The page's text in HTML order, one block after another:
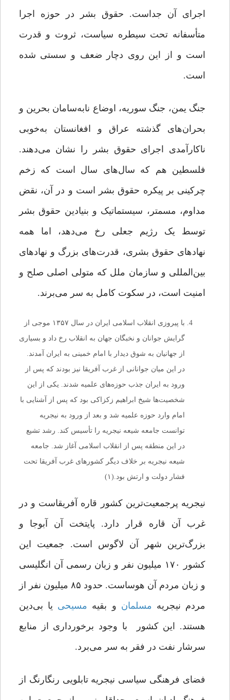
اجرای آن جداست. حقوق بشر در حوزه اجرا
متأسفانه تحت سیطره سیاست، ثروت و قدرت
است و از این روی دچار ضعف و سستی شده
است.
جنگ یمن، جنگ سوریه، اوضاع نابه‌سامان بحرین و
بحران‌های گذشته عراق و افغانستان به‌خوبی
ناکارآمدی اجرای حقوق بشر را نشان می‌دهند.
فلسطین هم که سال‌های سال است که زخم
چرکینی بر پیکره حقوق بشر است و در آن، نقض
مداوم، مسمتر، سیستماتیک و بنیادین حقوق بشر
توسط یک رژیم جعلی رخ می‌دهد، اما همه
نهادهای حقوق بشری، قدرت‌های بزرگ و نهاد‌های
بین‌المللی و سازمان ملل که متولی اصلی صلح و
امنیت است، در سکوت کامل به سر می‌برند.
با پیروزی انقلاب اسلامی ایران در سال ۱۳۵۷ موجی از
گرایش جوانان و نخبگان جهان به انقلاب رخ داد و بسیاری
از جهانیان به شوق دیدار با امام خمینی به ایران آمدند.
در این میان جوانانی از غرب آفریقا نیز بودند که پس از
ورود به ایران جذب حوزه‌های علمیه شدند. یکی از این
شخصیت‌ها شیخ ابراهیم زکزاکی بود که پس از آشنایی با
امام وارد حوزه علمیه شد و بعد از ورود به نیجریه
توانست جامعه شیعه نیجریه را تأسیس کند. رشد تشیع
در این منطقه پس از انقلاب اسلامی آغاز شد. جامعه
شیعه نیجریه بر خلاف دیگر کشورهای غرب آفریقا تحت
فشار دولت و ارتش بود.(۱)
نیجریه پرجمعیت‌ترین کشور قاره‌ آفریقاست و در
غرب آن قاره قرار دارد. پایتخت آن آبوجا و
بزرگ‌ترین شهر آن لاگوس است. جمعیت این
کشور ۱۷۰ میلیون‌ نفر‌ و زبان‌ رسمی آن انگلیسی
و زبان مردم آن هوساست. حدود ۸۵ میلیون‌ نفر از
مردم نیجریه مسلمان و بقیه مسیحی یا بی‌دین
هستند. این کشور با وجود برخورداری از منابع
سرشار نفت در فقر‌ به‌ سر می‌برد.
فضای فرهنگی سیاسی نیجریه تابلویی رنگارنگ از